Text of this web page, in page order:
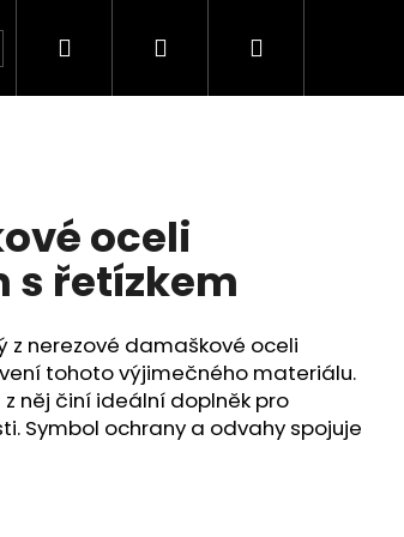
Velkoobchod Obchodní
Hledat PřihlášeníNákupní
oceli
s řetízkem
z nerezové damaškové oceli
tohoto výjimečného materiálu.
něj činí ideální doplněk pro
Symbol ochrany a odvahy spojuje